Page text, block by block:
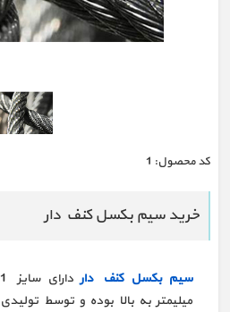
كد محصول: 1
خرید سیم بکسل کنف دار
سیم بکسل کنف دار
دارای سایز 1
میلیمتر به بالا بوده و توسط تولیدی